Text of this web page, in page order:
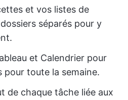
et vos listes de
séparés pour y
et Calendrier pour
pour toute la semaine.
de chaque tâche liée aux